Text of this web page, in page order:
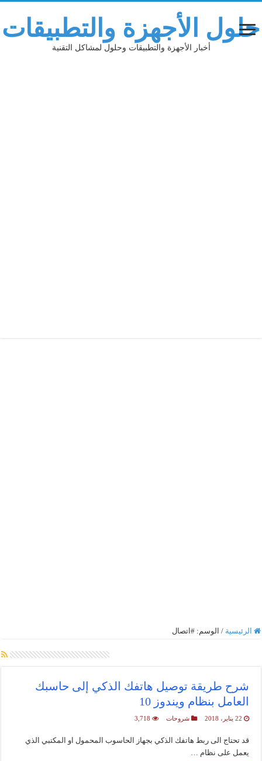
حلول الأجهزة والتطبيقات
أخبار الأجهزة والتطبيقات وحلول لمشاكل التقنية
الرئيسية / الوسم: #اتصال
شرح طريقة توصيل هاتفك الذكي إلى حاسبك
العامل بنظام ويندوز 10
22 يناير، 2018 شروحات 3,718
قد تحتاج الى ربط هاتفك الذكي بجهاز الحاسوب المحمول او المكتبي الذي
يعمل على نظام …